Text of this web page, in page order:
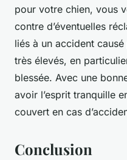
pour votre chien, vous
contre d’éventuelles
liés à un accident
très élevés, en
blessée. Avec une
avoir l’esprit tranquille
couvert en cas
Conclusion